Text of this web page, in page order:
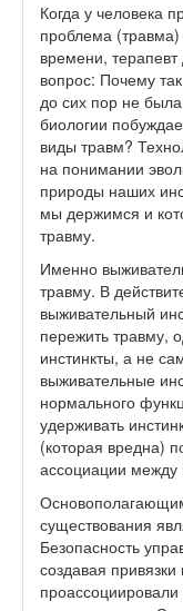
Когда у человека
проблема
времени,
вопрос: Почему
до сих пор не
биологии
виды травм?
на понимании
природы наших
мы держимся и
травму.
Именно
травму. В
выживательный
пережить травму,
инстинкты, а не
выживательные
нормального
удерживать
(которая вредна)
ассоциации между
существования
Безопасность
создавая